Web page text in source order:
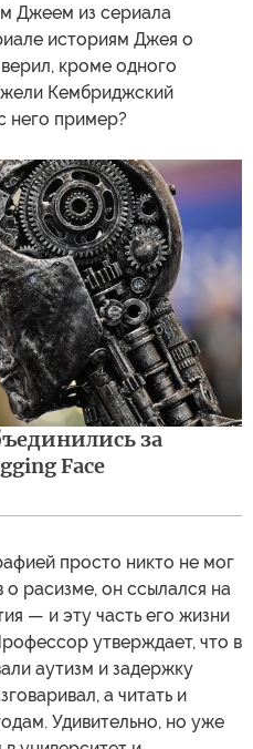
Джеем из сериала
историям Джея о
кроме одного
Кембриджский
него пример?
за
Face
просто никто не мог
расизме, он ссылался на
— и эту часть его жизни
утверждает, что в
аутизм и задержку
а читать и
Удивительно, но уже